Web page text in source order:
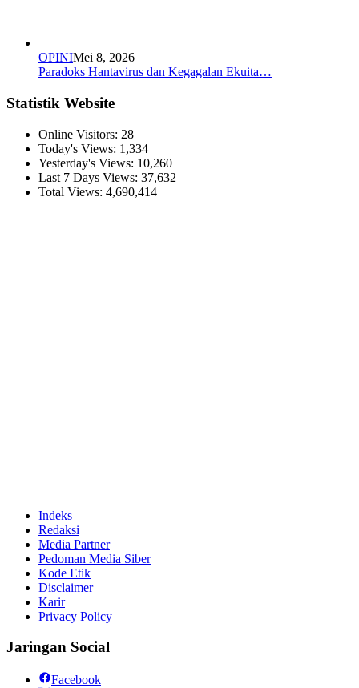
OPINIMei 8, 2026
Paradoks Hantavirus dan Kegagalan Ekuita…
Statistik Website
Online Visitors: 28
Today's Views: 1,334
Yesterday's Views: 10,260
Last 7 Days Views: 37,632
Total Views: 4,690,414
Indeks
Redaksi
Media Partner
Pedoman Media Siber
Kode Etik
Disclaimer
Karir
Privacy Policy
Jaringan Social
Facebook